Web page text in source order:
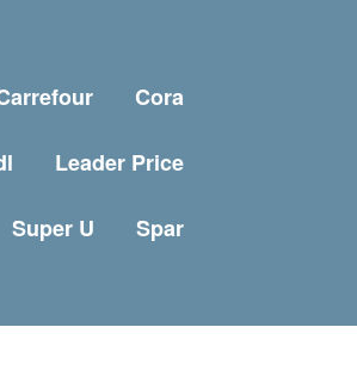
Cora
Leader Price
Super U Spar